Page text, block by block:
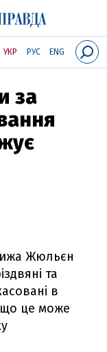
УКР РУС ENG
за
Жюльєн
та
в
це може